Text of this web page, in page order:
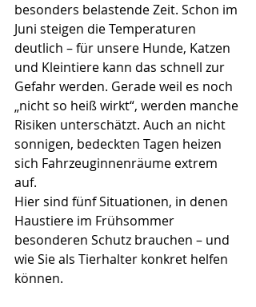
besonders belastende Zeit. Schon im
Juni steigen die Temperaturen
deutlich – für unsere Hunde, Katzen
und Kleintiere kann das schnell zur
Gefahr werden. Gerade weil es noch
„nicht so heiß wirkt“, werden manche
Risiken unterschätzt. Auch an nicht
sonnigen, bedeckten Tagen heizen
sich Fahrzeuginnenräume extrem
auf.
Hier sind fünf Situationen, in denen
Haustiere im Frühsommer
besonderen Schutz brauchen – und
wie Sie als Tierhalter konkret helfen
können.